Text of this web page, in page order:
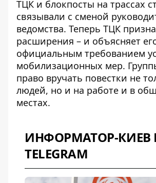
ТЦК и блокпосты на трассах
связывали с сменой
ведомства. Теперь ТЦК
расширения – и объясняет
официальным требованием
мобилизационных мер.
право вручать повестки не
людей, но и на работе и в
местах.
ИНФОРМАТОР-КИЕВ
TELEGRAM